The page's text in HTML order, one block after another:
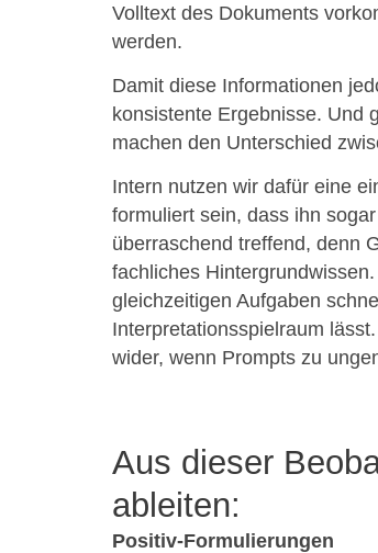
Volltext des Dokuments
werden.
Damit diese Informationen
konsistente Ergebnisse. Und
machen den Unterschied
Intern nutzen wir dafür eine
formuliert sein, dass ihn
überraschend treffend, denn
fachliches
gleichzeitigen Aufgaben
Interpretationsspielraum
wider, wenn Prompts zu
Aus dieser
ableiten:
Positiv-Formulierungen